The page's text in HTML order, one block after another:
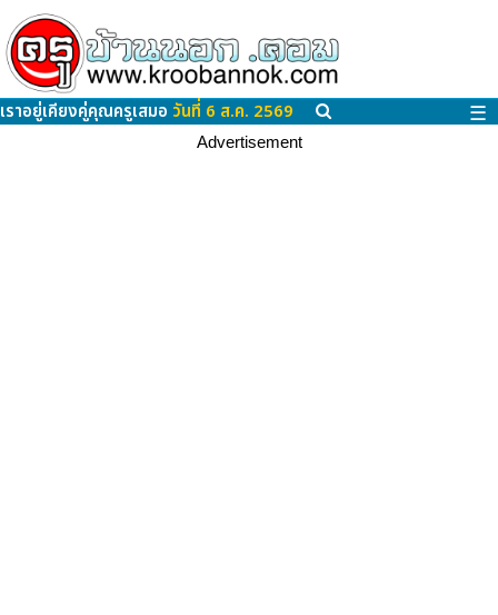
เราอยู่เคียงคู่คุณครูเสมอ วันที่ 6 ส.ค. 2569 ☰
Advertisement